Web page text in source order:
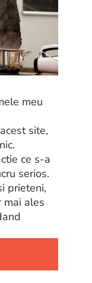
meu
site,
ce s-a
serios.
prieteni,
mai ales